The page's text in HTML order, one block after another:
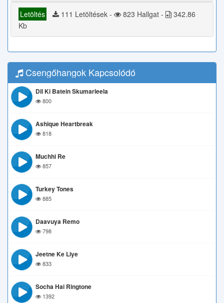
Letöltés 111 Letöltések - 823 Hallgat -
342.86
Kb
Csengőhangok Kapcsolódó
Dil Ki Batein Skumarleela
800
Ashique Heartbreak
818
Muchhi Re
857
Turkey Tones
885
Daavuya Remo
798
Jeetne Ke Liye
833
Socha Hai Ringtone
1392